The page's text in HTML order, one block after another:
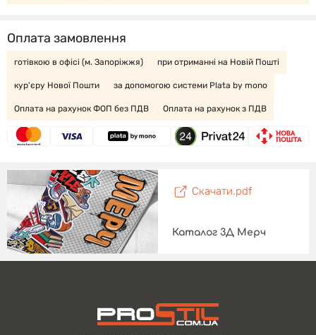
Оплата замовлення
готівкою в офісі (м. Запоріжжя) при отриманні на Новій Пошті
кур'єру Нової Пошти за допомогою системи Plata by mono
Оплата на рахунок ФОП без ПДВ Оплата на рахунок з ПДВ
Скачати.pdf
Каталог 3Д Мерч